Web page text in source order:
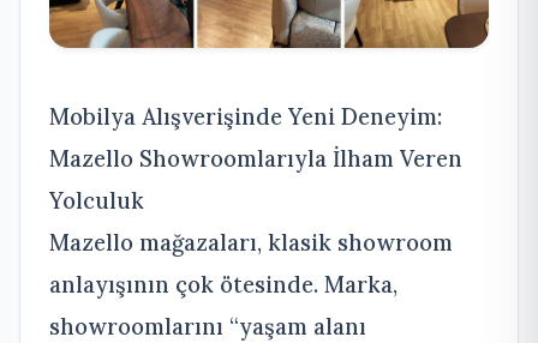
Mobilya Alışverişinde Yeni Deneyim:
Mazello Showroomlarıyla İlham Veren
Yolculuk
Mazello mağazaları, klasik showroom
anlayışının çok ötesinde. Marka,
showroomlarını “yaşam alanı